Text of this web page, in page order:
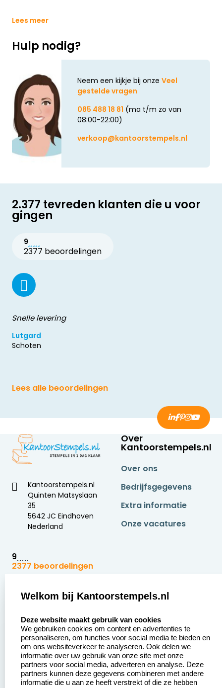
Lees meer
Hulp nodig?
Neem een kijkje bij onze Veel
gestelde vragen
085 488 18 81 (ma t/m zo van
08:00-22:00)
verkoop@kantoorstempels.nl
2.377 tevreden klanten die u voor
gingen
9
2377 beoordelingen
Snelle levering
Lutgard
Schoten
Lees alle beoordelingen
Kantoorstempels.nl
Quinten Matsyslaan
35
5642 JC Eindhoven
Nederland
9
2377 beoordelingen
Over
Kantoorstempels.nl
Over ons
Bedrijfsgegevens
Extra informatie
Onze vacatures
Zakelijk:
Aanvraag op maat
Betaling &
Verzending
Wederverkoper
worden
Klantenservice:
Contact opnemen
Veel gestelde vragen
Retourneren
Herroepingsrecht
Welkom bij Kantoorstempels.nl
Deze website maakt gebruik van cookies
We gebruiken cookies om content en advertenties te
personaliseren, om functies voor social media te bieden en
om ons websiteverkeer te analyseren. Ook delen we
informatie over uw gebruik van onze site met onze
partners voor social media, adverteren en analyse. Deze
partners kunnen deze gegevens combineren met andere
informatie die u aan ze heeft verstrekt of die ze hebben